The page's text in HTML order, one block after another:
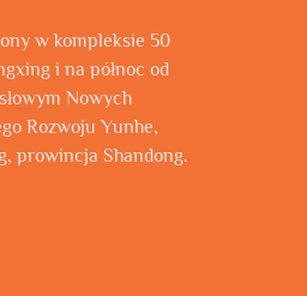
w kompleksie 50
i na północ od
Nowych
Rozwoju Yunhe,
prowincja Shandong.